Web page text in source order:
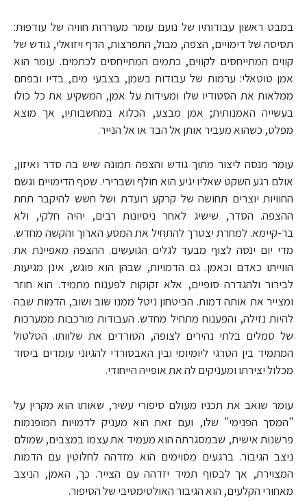
במבט ראשון עבודותיו של נועם עומר מעוררות חוויה של עודפוּת:
תסיסה של דימויים, הצפה, מבול, התפרצות, הדף ויזואלי, גודש של
קווים המתייחסים לקווים, כתמים המתייחסים לכתמים. עומר הוא
אמן טוטאלי: ערמות של עבודות בשמן, בצבעי מים, בדיו ובפחם
ממלאות את הסטודיו שלו ומעידות על אמן, המשקיע את כל כולו
בעשייה האמנותית; אמן מבצע, הכלוא במחשבותיו, אך מוצא
מפלט, כשהוא מעביר אותן אל הבד או אל הנייר.
עומר מנסה ליצור מתוך גודש והצפה תמונה שיש בה סדר ואיזון,
אולם רגע השקט שאליו יגיע הוא חולף ושברירי. שטף הדימויים וגשם
החוויות יוצרים תחושה של קרקע רועדת ושל חשש להיקבר תחת
ההצפה. הסדר, שישיג לאחר ניסיונות רבים, יהיה חלקי, ולא
בר-קיימא. למחרת יצטרך להתחיל את המסע הארוך והקשה מחדש.
מדי יום ינסה לצוף מבעד לגלים הגועשים. ההצפה מאפיינת את
הווייתו כאדם וכאמן. גם הדמויות, שבהן הוא פוגש, אינן מגיעות
לבירור ולהגדרה סופיים, אלא זקוקות לפענוח מתמיד. הוא חוזר
ומצייר את אותה דמות. הביטחון ניטל ממנו שוב ושוב, הדמות שבה
להיות נזילה, והפענוח מתחיל מחדש. העבודות מורכבות ממערכות
של סמלים בלתי נהירים לצופה, הטורדים את שלוותו. הטלטול
המתמיד בין הטרגי ליומיומי ובין האבסורדי להגיוני עומדים ביסוד
מכלול יצירתו ומעניקים לה את אופייה הייחודי.
עומר שואב את תכניו מעולם סיפורי עשיר, שאותו הוא מקרין על
"המסך הפנימי" שלו, ועם זאת הוא מעניק לדמויות המופנמות
פרשנות אישית, שבמסגרתה הוא מעמיד את עצמו במצבים, שמולם
ניצב הגיבור. ברגעים מסוימים הוא מזדהה לחלוטין עם הדמות
המצוירת, אך לבסוף תמיד יזדהה עם הצייר. כך, האמן, הניצב
מאחורי הקלעים, הוא הגיבור האולטימטיבי של הסיפור.